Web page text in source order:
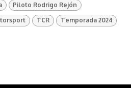
Piloto Rodrigo Rejón
TCR Temporada 2024